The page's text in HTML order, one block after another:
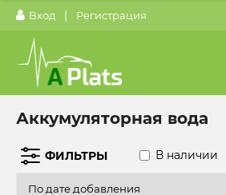
Вход | Регистрация
Аккумуляторная вода
ФИЛЬТРЫ В наличии